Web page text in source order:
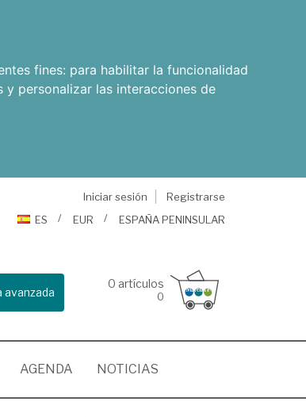
fines: para habilitar la funcionalidad
personalizar las interacciones de
Iniciar sesión
Registrarse
ES
EUR ESPAÑA PENINSULAR
avanzada
0 artículos
0
AGENDA NOTICIAS